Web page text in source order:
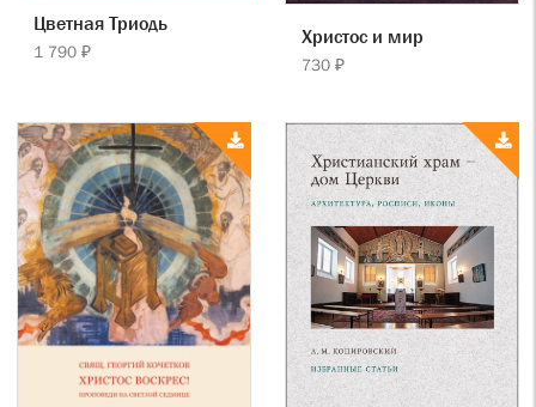
Цветная Триодь
1 790 ₽
Христос и мир
730 ₽